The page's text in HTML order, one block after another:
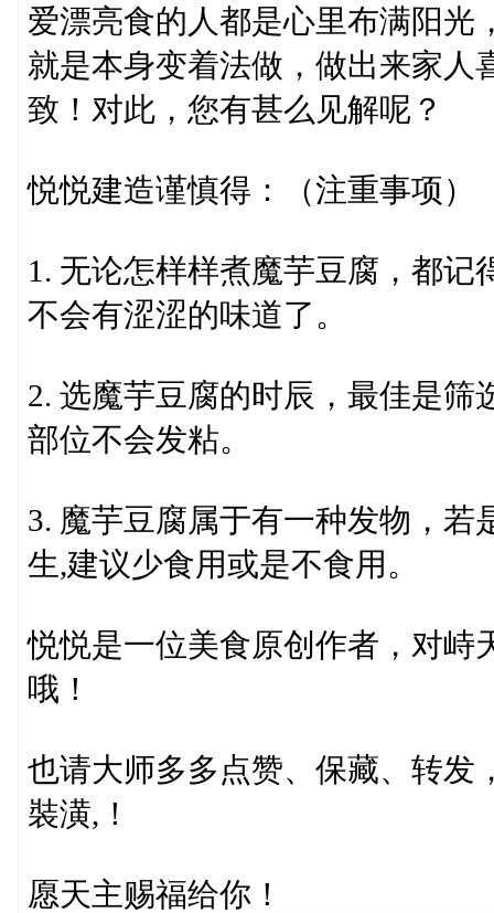
爱漂亮食的人都是心里布满阳光
就是本身变着法做，做出来家人
致！对此，您有甚么见解呢？
悦悦建造谨慎得：（注重事项）
1. 无论怎样样煮魔芋豆腐，都
不会有涩涩的味道了。
2. 选魔芋豆腐的时辰，最佳是
部位不会发粘。
3. 魔芋豆腐属于有一种发物，
生,建议少食用或是不食用。
悦悦是一位美食原创作者，对峙
哦！
也请大师多多点赞、保藏、转发
裝潢,！
愿天主赐福给你！